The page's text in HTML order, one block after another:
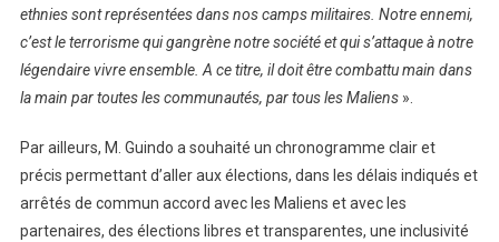
ethnies sont représentées dans nos camps militaires. Notre ennemi,
c’est le terrorisme qui gangrène notre société et qui s’attaque à notre
légendaire vivre ensemble. A ce titre, il doit être combattu main dans
la main par toutes les communautés, par tous les Maliens ».
Par ailleurs, M. Guindo a souhaité un chronogramme clair et
précis permettant d’aller aux élections, dans les délais indiqués et
arrêtés de commun accord avec les Maliens et avec les
partenaires, des élections libres et transparentes, une inclusivité